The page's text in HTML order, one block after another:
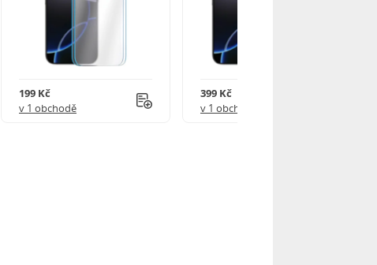
199 Kč
v 1 obchodě
399 Kč
v 1 obchodě